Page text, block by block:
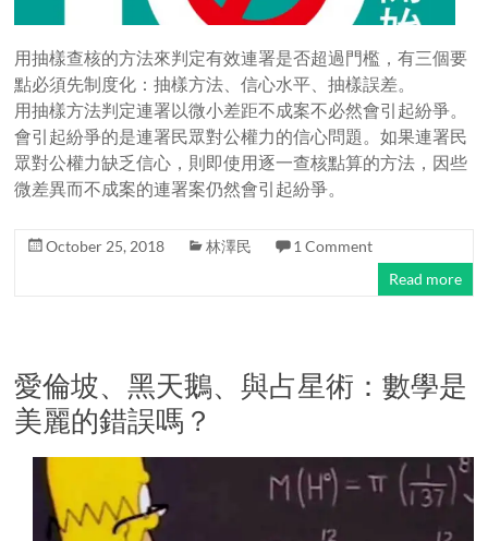
用抽樣查核的方法來判定有效連署是否超過門檻，有三個要
點必須先制度化：抽樣方法、信心水平、抽樣誤差。
用抽樣方法判定連署以微小差距不成案不必然會引起紛爭。
會引起紛爭的是連署民眾對公權力的信心問題。如果連署民
眾對公權力缺乏信心，則即使用逐一查核點算的方法，因些
微差異而不成案的連署案仍然會引起紛爭。
October 25, 2018 林澤民
1 Comment
Read more
愛倫坡、黑天鵝、與占星術：數學是
美麗的錯誤嗎？